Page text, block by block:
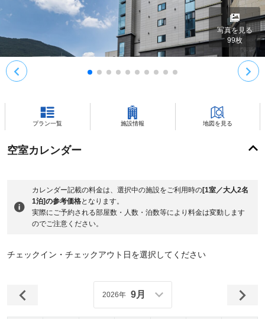
写真を見る
99枚
プラン一覧 施設情報 地図を見る
空室カレンダー
カレンダー記載の料金は、選択中の施設をご利用時の[1室／大人2名
1泊]の参考価格となります。
実際にご予約される部屋数・人数・泊数等により料金は変動します
のでご注意ください。
チェックイン・チェックアウト日を選択してください
2026年 9月